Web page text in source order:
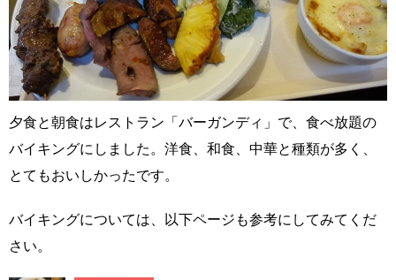
夕食と朝食はレストラン「バーガンディ」で、食べ放題の
バイキングにしました。洋食、和食、中華と種類が多く、
とてもおいしかったです。
バイキングについては、以下ページも参考にしてみてくだ
さい。